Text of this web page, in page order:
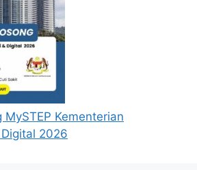
Pos Malaysia
kami bukan dari mana-
terlibat. Maklumat
dalam portal
diolah dari sumber rasmi
yang dipercayai
proses permohonan.
Kementerian
2026